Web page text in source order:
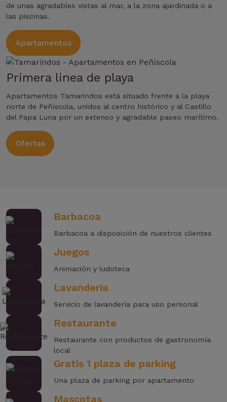
de unas agradables vistas al mar, a la zona ajardinada o a
las piscinas.
Apartamentos
Primera linea de playa
Apartamentos Tamarindos está situado frente a la playa
norte de Peñíscola, unidos al centro histórico y al Castillo
del Papa Luna por un extenso y agradable paseo marítimo.
Ofertas
Barbacoa
Barbacoa a disposición de nuestros clientes
Juegos
Animación y ludoteca
Lavandería
Servicio de lavandería para uso personal
Restaurante
Restaurante con productos de gastronomía
local
Gratis 1 plaza de parking
Una plaza de parking por apartamento
Mascotas